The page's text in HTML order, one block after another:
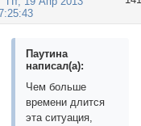
Паутина
написал(а):
Чем больше
времени длится
эта ситуация,